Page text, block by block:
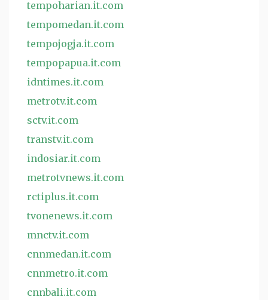
tempoharian.it.com
tempomedan.it.com
tempojogja.it.com
tempopapua.it.com
idntimes.it.com
metrotv.it.com
sctv.it.com
transtv.it.com
indosiar.it.com
metrotvnews.it.com
rctiplus.it.com
tvonenews.it.com
mnctv.it.com
cnnmedan.it.com
cnnmetro.it.com
cnnbali.it.com